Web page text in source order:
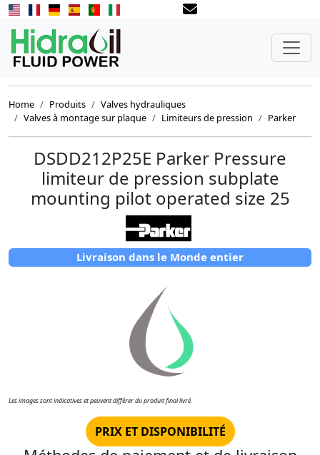
Home Produits
Valves hydrauliques
Valves à montage sur plaque
Limiteurs de pression Parker
DSDD212P25E Parker Pressure
limiteur de pression subplate
mounting pilot operated size 25
Livraison dans le Monde entier
Les images sont indicatives et peuvent différer du produit final livré.
PRIX ET DISPONIBILITÉ